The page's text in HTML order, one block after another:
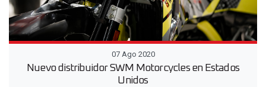
07 Ago 2020
Nuevo distribuidor SWM Motorcycles en Estados
Unidos